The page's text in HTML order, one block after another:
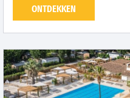
ONTDEKKEN